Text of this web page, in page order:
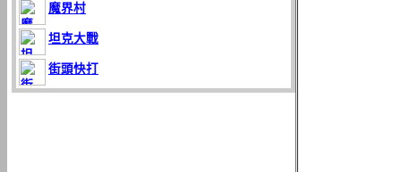
魔界村
坦克大戰
街頭快打